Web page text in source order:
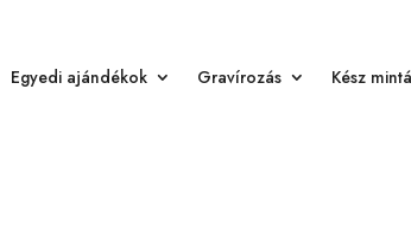
Egyedi ajándékok Gravírozás Kész